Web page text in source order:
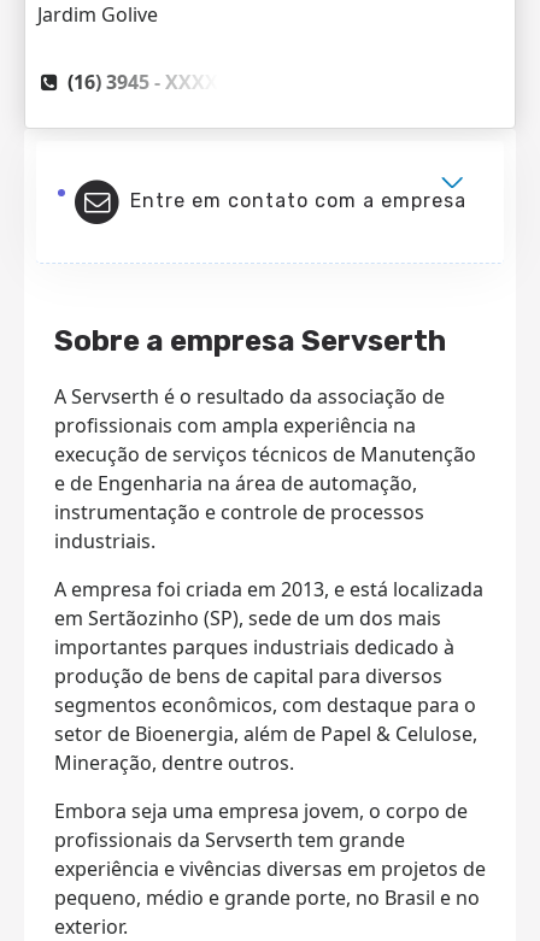
Jardim Golive
(16) 3945 -XXXX
Entre em contato com a empresa
Sobre a empresa Servserth
A Servserth é o resultado da associação de
profissionais com ampla experiência na
execução de serviços técnicos de Manutenção
e de Engenharia na área de automação,
instrumentação e controle de processos
industriais.
A empresa foi criada em 2013, e está localizada
em Sertãozinho (SP), sede de um dos mais
importantes parques industriais dedicado à
produção de bens de capital para diversos
segmentos econômicos, com destaque para o
setor de Bioenergia, além de Papel & Celulose,
Mineração, dentre outros.
Embora seja uma empresa jovem, o corpo de
profissionais da Servserth tem grande
experiência e vivências diversas em projetos de
pequeno, médio e grande porte, no Brasil e no
exterior.